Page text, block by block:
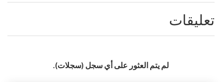
تعليقات
لم يتم العثور على أي سجل (سجلات).